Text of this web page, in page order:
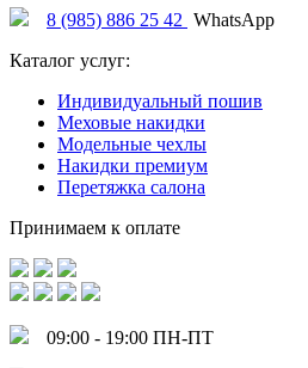
8 (985) 886 25 42 WhatsApp
Каталог услуг:
Индивидуальный пошив
Меховые накидки
Модельные чехлы
Накидки премиум
Перетяжка салона
Принимаем к оплате
09:00 - 19:00 ПН-ПТ